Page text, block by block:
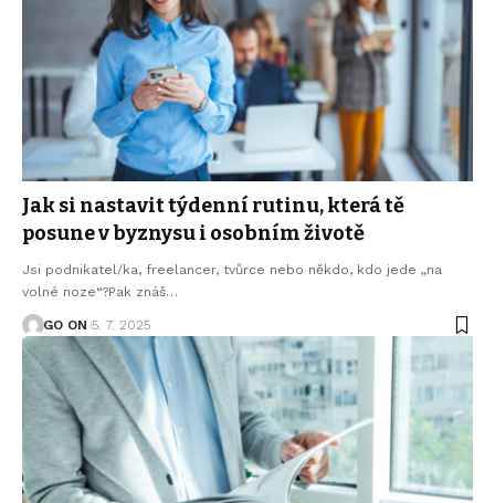
Jak si nastavit týdenní rutinu, která tě
posune v byznysu i osobním životě
Jsi podnikatel/ka, freelancer, tvůrce nebo někdo, kdo jede „na
volné noze“?Pak znáš…
GO ON 5. 7. 2025